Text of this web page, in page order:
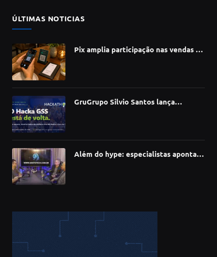
ÚLTIMAS NOTICIAS
Pix amplia participação nas vendas de
GruGrupo Silvio Santos lança
Além do hype: especialistas apontam